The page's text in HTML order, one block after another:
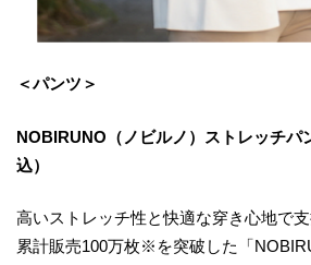
＜パンツ＞
NOBIRUNO（ノビルノ）ストレッチ
込）
高いストレッチ性と快適な穿き心地で
累計販売100万枚※を突破した「